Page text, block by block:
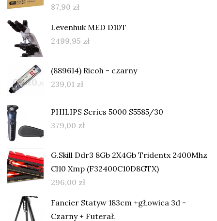
87,90 zł
Levenhuk MED D10T
2499,95 zł
(889614) Ricoh - czarny
239,01 zł
PHILIPS Series 5000 S5585/30
379,00 zł
G.Skill Ddr3 8Gb 2X4Gb Tridentx 2400Mhz
Cl10 Xmp (F32400C10D8GTX)
296,00 zł
Fancier Statyw 183cm +gŁowica 3d -
Czarny + FuteraŁ